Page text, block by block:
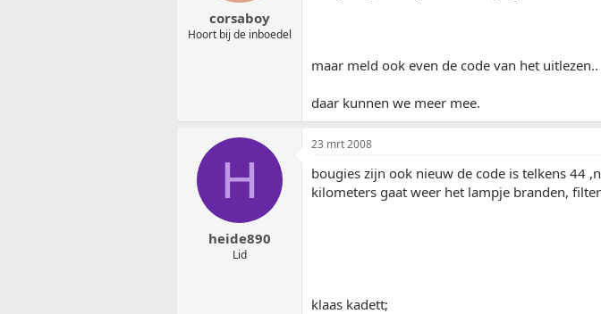
corsaboy
Hoort bij de inboedel
maar meld ook even de code van het uitlezen..
daar kunnen we meer mee.
H
heide890
Lid
23 mrt 2008
bougies zijn ook nieuw de code is telkens 44
kilometers gaat weer het lampje branden,
klaas kadett;